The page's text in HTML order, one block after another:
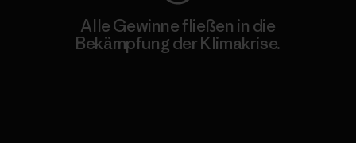
Alle Gewinne fließen in die
Bekämpfung der Klimakrise.